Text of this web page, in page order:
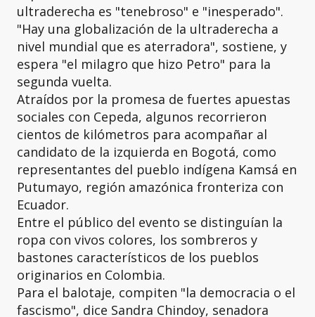
ultraderecha es "tenebroso" e "inesperado".
"Hay una globalización de la ultraderecha a
nivel mundial que es aterradora", sostiene, y
espera "el milagro que hizo Petro" para la
segunda vuelta.
Atraídos por la promesa de fuertes apuestas
sociales con Cepeda, algunos recorrieron
cientos de kilómetros para acompañar al
candidato de la izquierda en Bogotá, como
representantes del pueblo indígena Kamsá en
Putumayo, región amazónica fronteriza con
Ecuador.
Entre el público del evento se distinguían la
ropa con vivos colores, los sombreros y
bastones característicos de los pueblos
originarios en Colombia.
Para el balotaje, compiten "la democracia o el
fascismo", dice Sandra Chindoy, senadora